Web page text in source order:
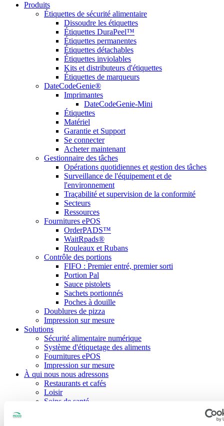
Produits
Étiquettes de sécurité alimentaire
Dissoudre les étiquettes
Étiquettes DuraPeel™
Étiquettes permanentes
Étiquettes détachables
Étiquettes inviolables
Kits et distributeurs d'étiquettes
Étiquettes de marqueurs
DateCodeGenie®
Imprimantes
DateCodeGenie-Mini
Étiquettes
Matériel
Garantie et Support
Se connecter
Acheter maintenant
Gestionnaire des tâches
Opérations quotidiennes et gestion des tâches
Surveillance de l'équipement et de
l'environnement
Traçabilité et supervision de la conformité
Secteurs
Ressources
Fournitures ePOS
OrderPADS™
WaitRpads®
Rouleaux et Rubans
Contrôle des portions
FIFO : Premier entré, premier sorti
Portion Pal
Sauce pistolets
Sachets portionnés
Poches à douille
Doublures de pizza
Impression sur mesure
Solutions
Sécurité alimentaire numérique
Système d'étiquetage des aliments
Fournitures ePOS
Impression sur mesure
À qui nous nous adressons
Restaurants et cafés
Loisir
Soins de santé